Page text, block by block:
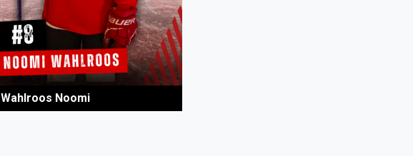
Wahlroos Noomi